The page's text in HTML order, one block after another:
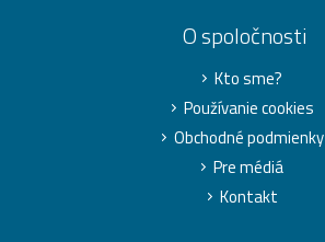
O spoločnosti
Kto sme?
Používanie cookies
Obchodné podmienky
Pre médiá
Kontakt